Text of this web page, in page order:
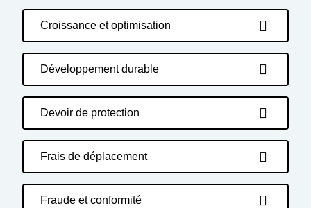
Croissance et optimisation
Développement durable
Devoir de protection
Frais de déplacement
Fraude et conformité